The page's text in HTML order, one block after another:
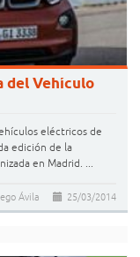
del Vehículo
eléctricos de
edición de la
en Madrid. ...
25/03/2014
Ávila